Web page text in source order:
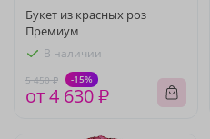
Букет из красных роз
Премиум
В наличии
5 450 ₽ -15%
от 4 630 ₽